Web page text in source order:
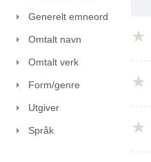
Generelt emneord
Omtalt navn
Omtalt verk
Form/genre
Utgiver
Språk